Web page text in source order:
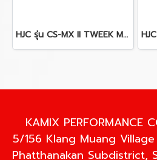
HJC รุ่น CS-MX II TWEEK MC2SF
KAMIX PERFORMANCE
5/156 Klang Muang
Phatthanakan Subdistrict,